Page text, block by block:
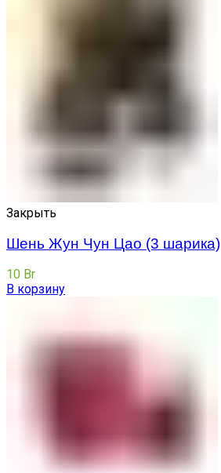
Закрыть
Шень Жун Чун Цао (3 шарика)
10 Br
В корзину